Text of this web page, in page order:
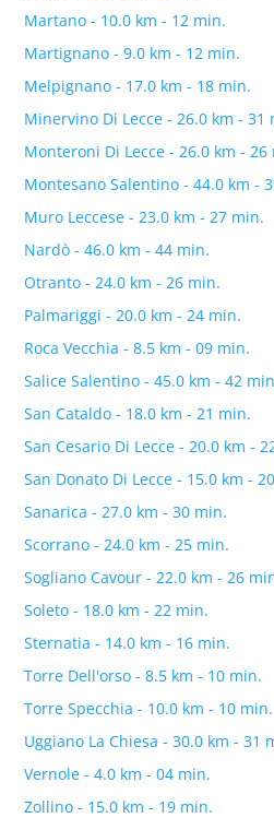
Martano - 10.0 km - 12 min.
Martignano - 9.0 km - 12 min.
Melpignano - 17.0 km - 18 min.
Minervino Di Lecce - 26.0 km - 31
Monteroni Di Lecce - 26.0 km - 26
Montesano Salentino - 44.0 km -
Muro Leccese - 23.0 km - 27 min.
Nardò - 46.0 km - 44 min.
Otranto - 24.0 km - 26 min.
Palmariggi - 20.0 km - 24 min.
Roca Vecchia - 8.5 km - 09 min.
Salice Salentino - 45.0 km - 42
San Cataldo - 18.0 km - 21 min.
San Cesario Di Lecce - 20.0 km -
San Donato Di Lecce - 15.0 km -
Sanarica - 27.0 km - 30 min.
Scorrano - 24.0 km - 25 min.
Sogliano Cavour - 22.0 km - 26
Soleto - 18.0 km - 22 min.
Sternatia - 14.0 km - 16 min.
Torre Dell'orso - 8.5 km - 10 min.
Torre Specchia - 10.0 km - 10 min.
Uggiano La Chiesa - 30.0 km - 31
Vernole - 4.0 km - 04 min.
Zollino - 15.0 km - 19 min.